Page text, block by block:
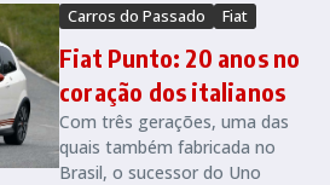
Carros do Passado Fiat
Fiat Punto: 20 anos no
coração dos italianos
Com três gerações, uma das
quais também fabricada no
Brasil, o sucessor do Uno